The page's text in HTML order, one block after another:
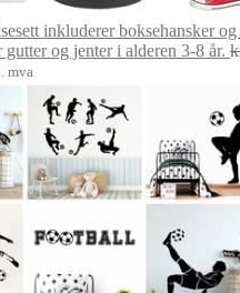
inkluderer boksehansker og
gutter og jenter i alderen 3-8 år.
mva